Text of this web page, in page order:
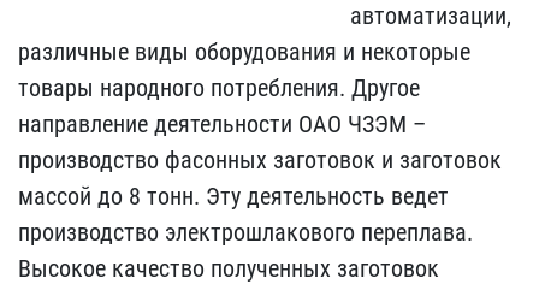
автоматизации,
различные виды оборудования и некоторые
товары народного потребления. Другое
направление деятельности ОАО ЧЗЭМ –
производство фасонных заготовок и заготовок
массой до 8 тонн. Эту деятельность ведет
производство электрошлакового переплава.
Высокое качество полученных заготовок